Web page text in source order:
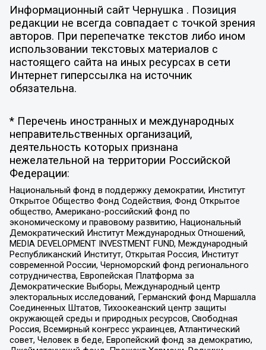
Информационный сайт Чернушка . Позиция
редакции не всегда совпадает с точкой зрения
авторов. При перепечатке текстов либо ином
использовании текстовых материалов с
настоящего сайта на иных ресурсах в сети
Интернет гиперссылка на источник
обязательна.
* Перечень иностранных и международных
неправительственных организаций,
деятельность которых признана
нежелательной на территории Российской
Федерации:
Национальный фонд в поддержку демократии, Институт
Открытое Общество Фонд Содействия, Фонд Открытое
общество, Американо-российский фонд по
экономическому и правовому развитию, Национальный
Демократический Институт Международных Отношений,
MEDIA DEVELOPMENT INVESTMENT FUND, Международный
Республиканский Институт, Открытая Россия, Институт
современной России, Черноморский фонд регионального
сотрудничества, Европейская Платформа за
Демократические Выборы, Международный центр
электоральных исследований, Германский фонд Маршалла
Соединенных Штатов, Тихоокеанский центр защиты
окружающей среды и природных ресурсов, Свободная
Россия, Всемирный конгресс украинцев, Атлантический
совет, Человек в беде, Европейский фонд за демократию,